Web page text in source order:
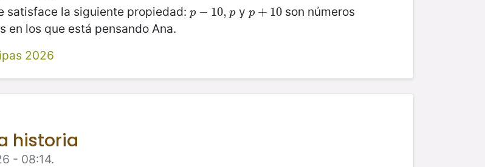
satisface la siguiente propiedad:p − 10, p
p −10,p yp + 10
p +10
son números
en los que está pensando Ana.
2026
historia
- 08:14.